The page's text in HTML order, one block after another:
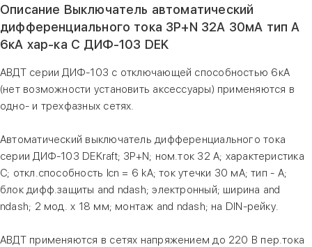
Описание Выключатель автоматический
дифференциального тока 3P+N 32А 30мА тип A
6кА хар-ка С ДИФ-103 DEK
АВДТ серии ДИФ-103 с отключающей способностью 6кА
(нет возможности установить аксессуары) применяются в
одно- и трехфазных сетях.
Автоматический выключатель дифференциального тока
серии ДИФ-103 DEKraft; 3P+N; ном.ток 32 А; характеристика
C; откл.способность Icn = 6 kA; ток утечки 30 мА; тип - А;
блок дифф.защиты and ndash; электронный; ширина and
ndash; 2 мод. х 18 мм; монтаж and ndash; на DIN-рейку.
АВДТ применяются в сетях напряжением до 220 В пер.тока